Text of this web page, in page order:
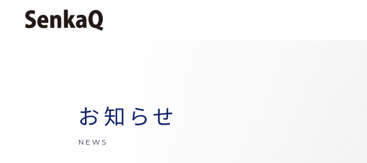
お知らせ
NEWS